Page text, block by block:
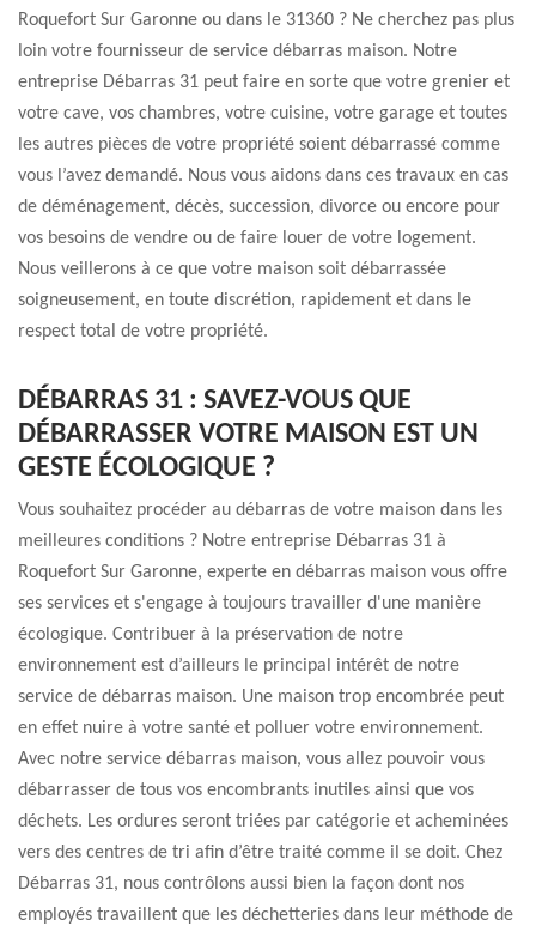
Roquefort Sur Garonne ou dans le 31360 ? Ne cherchez pas plus
loin votre fournisseur de service débarras maison. Notre
entreprise Débarras 31 peut faire en sorte que votre grenier et
votre cave, vos chambres, votre cuisine, votre garage et toutes
les autres pièces de votre propriété soient débarrassé comme
vous l’avez demandé. Nous vous aidons dans ces travaux en cas
de déménagement, décès, succession, divorce ou encore pour
vos besoins de vendre ou de faire louer de votre logement.
Nous veillerons à ce que votre maison soit débarrassée
soigneusement, en toute discrétion, rapidement et dans le
respect total de votre propriété.
DÉBARRAS 31 : SAVEZ-VOUS QUE
DÉBARRASSER VOTRE MAISON EST UN
GESTE ÉCOLOGIQUE ?
Vous souhaitez procéder au débarras de votre maison dans les
meilleures conditions ? Notre entreprise Débarras 31 à
Roquefort Sur Garonne, experte en débarras maison vous offre
ses services et s'engage à toujours travailler d'une manière
écologique. Contribuer à la préservation de notre
environnement est d’ailleurs le principal intérêt de notre
service de débarras maison. Une maison trop encombrée peut
en effet nuire à votre santé et polluer votre environnement.
Avec notre service débarras maison, vous allez pouvoir vous
débarrasser de tous vos encombrants inutiles ainsi que vos
déchets. Les ordures seront triées par catégorie et acheminées
vers des centres de tri afin d’être traité comme il se doit. Chez
Débarras 31, nous contrôlons aussi bien la façon dont nos
employés travaillent que les déchetteries dans leur méthode de